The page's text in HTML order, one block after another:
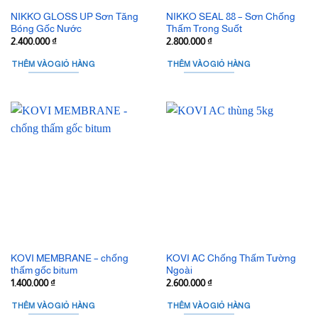
NIKKO GLOSS UP Sơn Tăng
Bóng Gốc Nước
2.400.000₫
THÊM VÀO GIỎ HÀNG
NIKKO SEAL 88 – Sơn Chống
Thấm Trong Suốt
2.800.000₫
THÊM VÀO GIỎ HÀNG
KOVI MEMBRANE – chống
thấm gốc bitum
1.400.000₫
THÊM VÀO GIỎ HÀNG
KOVI AC Chống Thấm Tường
Ngoài
2.600.000₫
THÊM VÀO GIỎ HÀNG